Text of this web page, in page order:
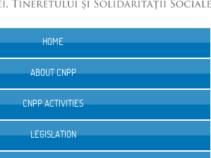
HOME
ABOUT CNPP
CNPP ACTIVITIES
LEGISLATION